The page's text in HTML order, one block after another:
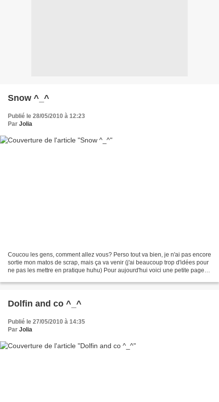
Snow ^_^
Publié le 28/05/2010 à 12:23
Par Jolia
Coucou les gens, comment allez vous? Perso tout va bien, je n'ai pas encore
sortie mon matos de scrap, mais ça va venir (j'ai beaucoup trop d'idées pour
ne pas les mettre en pratique huhu) Pour aujourd'hui voici une petite page
Dolfin and co ^_^
Publié le 27/05/2010 à 14:35
Par Jolia